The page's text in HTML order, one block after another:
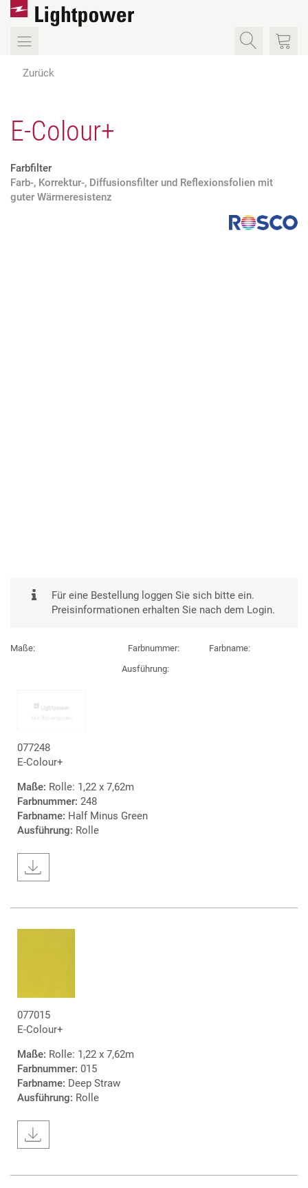
Zurück
E-Colour+
Farbfilter
Farb-, Korrektur-, Diffusionsfilter und Reflexionsfolien mit
guter Wärmeresistenz
Für eine Bestellung loggen Sie sich bitte ein.
Preisinformationen erhalten Sie nach dem Login.
Maße: Farbnummer:
Farbname:
Ausführung:
077248
E-Colour+
Maße: Rolle: 1,22 x 7,62m
Farbnummer: 248
Farbname: Half Minus Green
Ausführung: Rolle
077015
E-Colour+
Maße: Rolle: 1,22 x 7,62m
Farbnummer: 015
Farbname: Deep Straw
Ausführung: Rolle